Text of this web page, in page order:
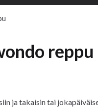
reppu
ja takaisin tai